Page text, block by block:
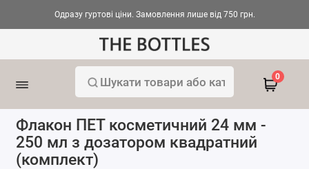
Одразу гуртові ціни. Замовлення лише від 750 грн.
0
Флакон ПЕТ косметичний 24 мм -
250 мл з дозатором квадратний
(комплект)